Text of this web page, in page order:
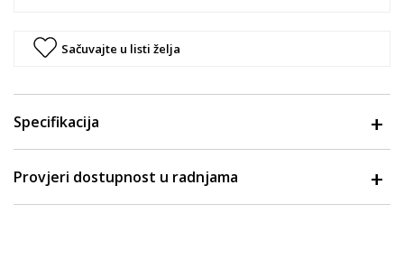
Sačuvajte u listi želja
Specifikacija
Provjeri dostupnost u radnjama